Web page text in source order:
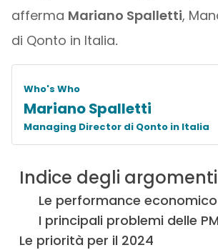
afferma Mariano Spalletti,
di Qonto in Italia.
Who's Who
Mariano Spalletti
Managing Director di Qonto in Italia
Indice degli argomenti
Le performance
I principali problemi delle
Le priorità per il 2024